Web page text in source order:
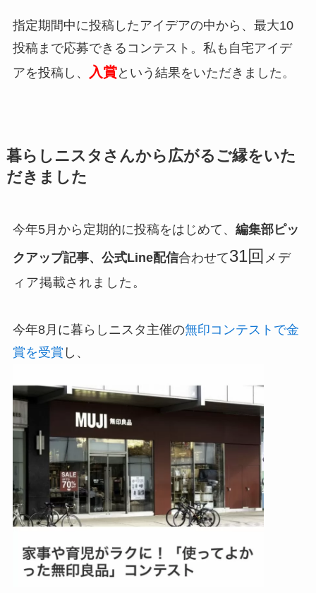
指定期間中に投稿したアイデアの中から、最大10
投稿まで応募できるコンテスト。私も自宅アイデ
アを投稿し、
入賞という結果をいただきました。
暮らしニスタさんから広がるご縁をいた
だきました
今年5月から定期的に投稿をはじめて、 編集部ピッ
クアップ記事、公式Line配信合わせて31回 メデ
ィア掲載されました。
今年8月に暮らしニスタ主催の無印コンテストで金
賞を受賞 し、